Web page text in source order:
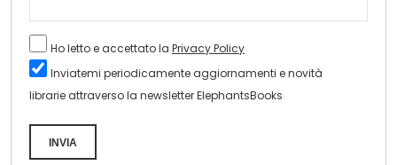
Ho letto e accettato la Privacy Policy
Inviatemi periodicamente aggiornamenti e novità
librarie attraverso la newsletter ElephantsBooks
INVIA